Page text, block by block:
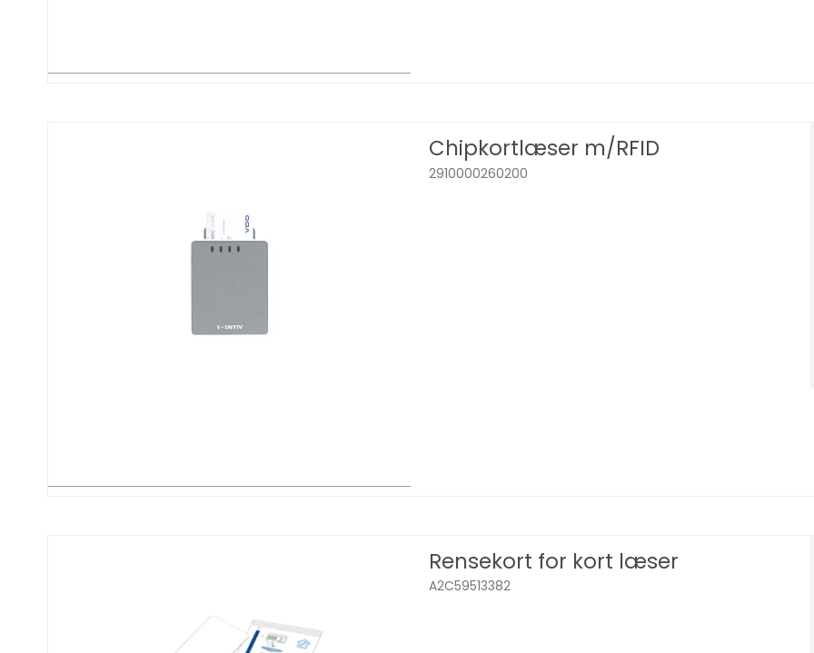
Chipkortlæser m/RFID
2910000260200
Rensekort for kort læser
A2C59513382